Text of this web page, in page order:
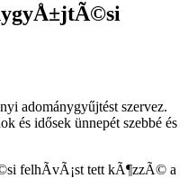
adománygyűjtést szervez.
és idősek ünnepét szebbé és